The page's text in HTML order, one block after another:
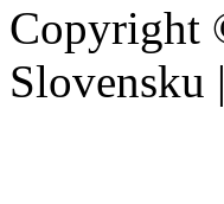
Copyright
Slovensku